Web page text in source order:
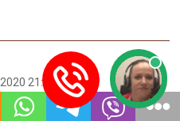
21:52
закон не принимают.